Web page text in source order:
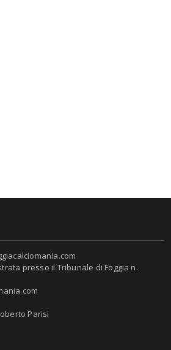
presso il Tribunale di Foggia n.
Parisi